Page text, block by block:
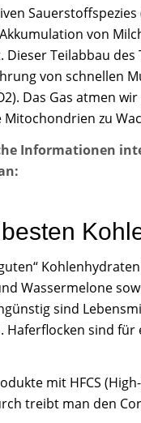
von
Teilabbau
von schnellen
Das Gas atmen
zu
Informationen
Wassermelone
sind
sind
mit HFCS
treibt man den